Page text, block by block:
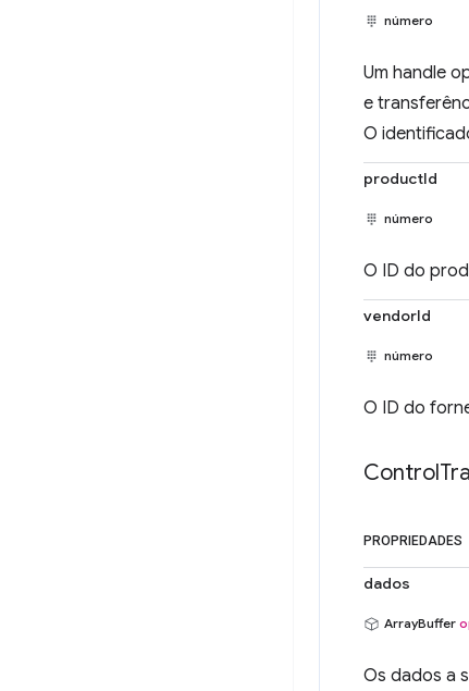
número
Um handle
e
O
productId
número
O ID do
vendorId
número
O ID do
Control
PROPRIEDADES
dados
ArrayBuffer
Os dados a